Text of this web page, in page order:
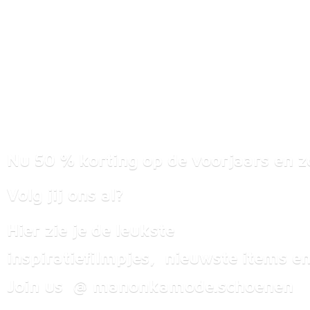
Nu 50 % korting op de voorjaars en
Volg jij ons al?
Hier zie je de leukste
inspiratiefilmpjes, nieuwste items
Join us @ manonkamode.schoenen